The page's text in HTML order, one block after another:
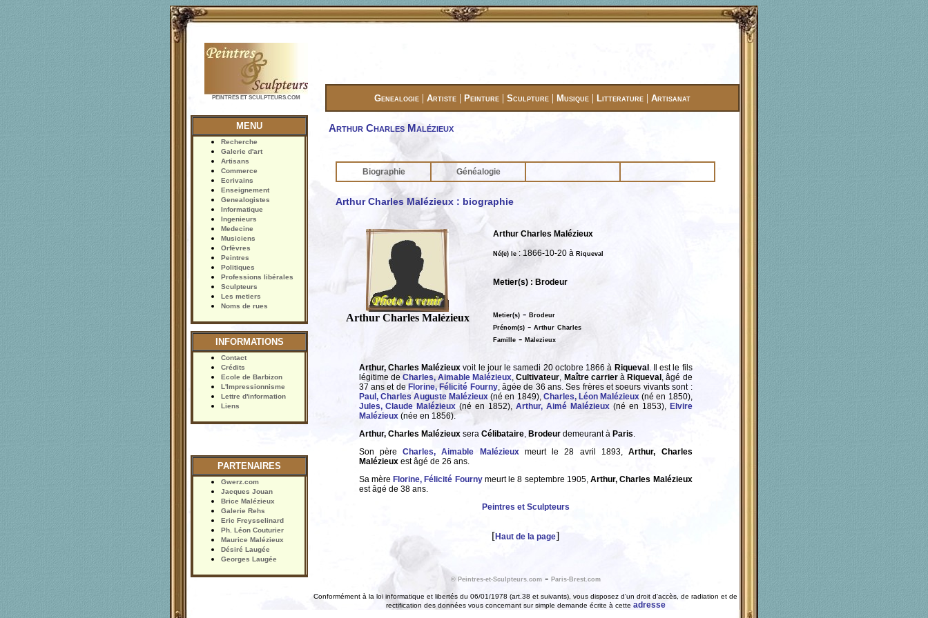
PEINTRES ET SCULPTEURS.COM Genealogie | Artiste | Peinture | Sculpture | Musique | Litterature | Artisanat
MENU
Recherche
Galerie d'art
Artisans
Commerce
Ecrivains
Enseignement
Genealogistes
Informatique
Ingenieurs
Medecine
Musiciens
Orfèvres
Peintres
Politiques
Professions libérales
Sculpteurs
Les metiers
Noms de rues
INFORMATIONS
Contact
Crédits
Ecole de Barbizon
L'Impressionnisme
Lettre d'information
Liens
PARTENAIRES
Gwerz.com
Jacques Jouan
Brice Malézieux
Galerie Rehs
Eric Freysselinard
Ph. Léon Couturier
Maurice Malézieux
Désiré Laugée
Georges Laugée
Arthur Charles Malézieux
Biographie Généalogie
Arthur Charles Malézieux : biographie
Arthur Charles Malézieux
Arthur Charles Malézieux
Né(e) le : 1866-10-20 à Riqueval
Metier(s) : Brodeur
Metier(s) - Brodeur
Prénom(s) - Arthur Charles
Famille - Malezieux
Arthur, Charles Malézieux voit le jour le samedi 20 octobre 1866 à Riqueval . Il est le fils
légitime de Charles, Aimable Malézieux,Cultivateur, Maître carrierà Riqueval , âgé de
37 ans et de Florine, Félicité Fourny, âgée de 36 ans. Ses frères et soeurs vivants sont :
Paul, Charles Auguste Malézieux (né en 1849), Charles, Léon Malézieux (né en 1850),
Jules, Claude Malézieux (né en 1852),Arthur, Aimé Malézieux(né en 1853), Elvire
Malézieux(née en 1856).
Arthur, Charles Malézieuxsera Célibataire, Brodeurdemeurant à Paris.
Son pèreCharles, Aimable Malézieuxmeurt le 28 avril 1893,Arthur, Charles
Malézieuxest âgé de 26 ans.
Sa mère Florine, Félicité Fournymeurt le 8 septembre 1905, Arthur, Charles Malézieux
est âgé de 38 ans.
Peintres et Sculpteurs
[Haut de la page]
© Peintres-et-Sculpteurs.com- Paris-Brest.com
Conformément à la loi informatique et libertés du 06/01/1978 (art.38 et suivants), vous disposez d'un droit d'accès, de radiation et de
rectification des données vous concernant sur simple demande écrite à cette adresse